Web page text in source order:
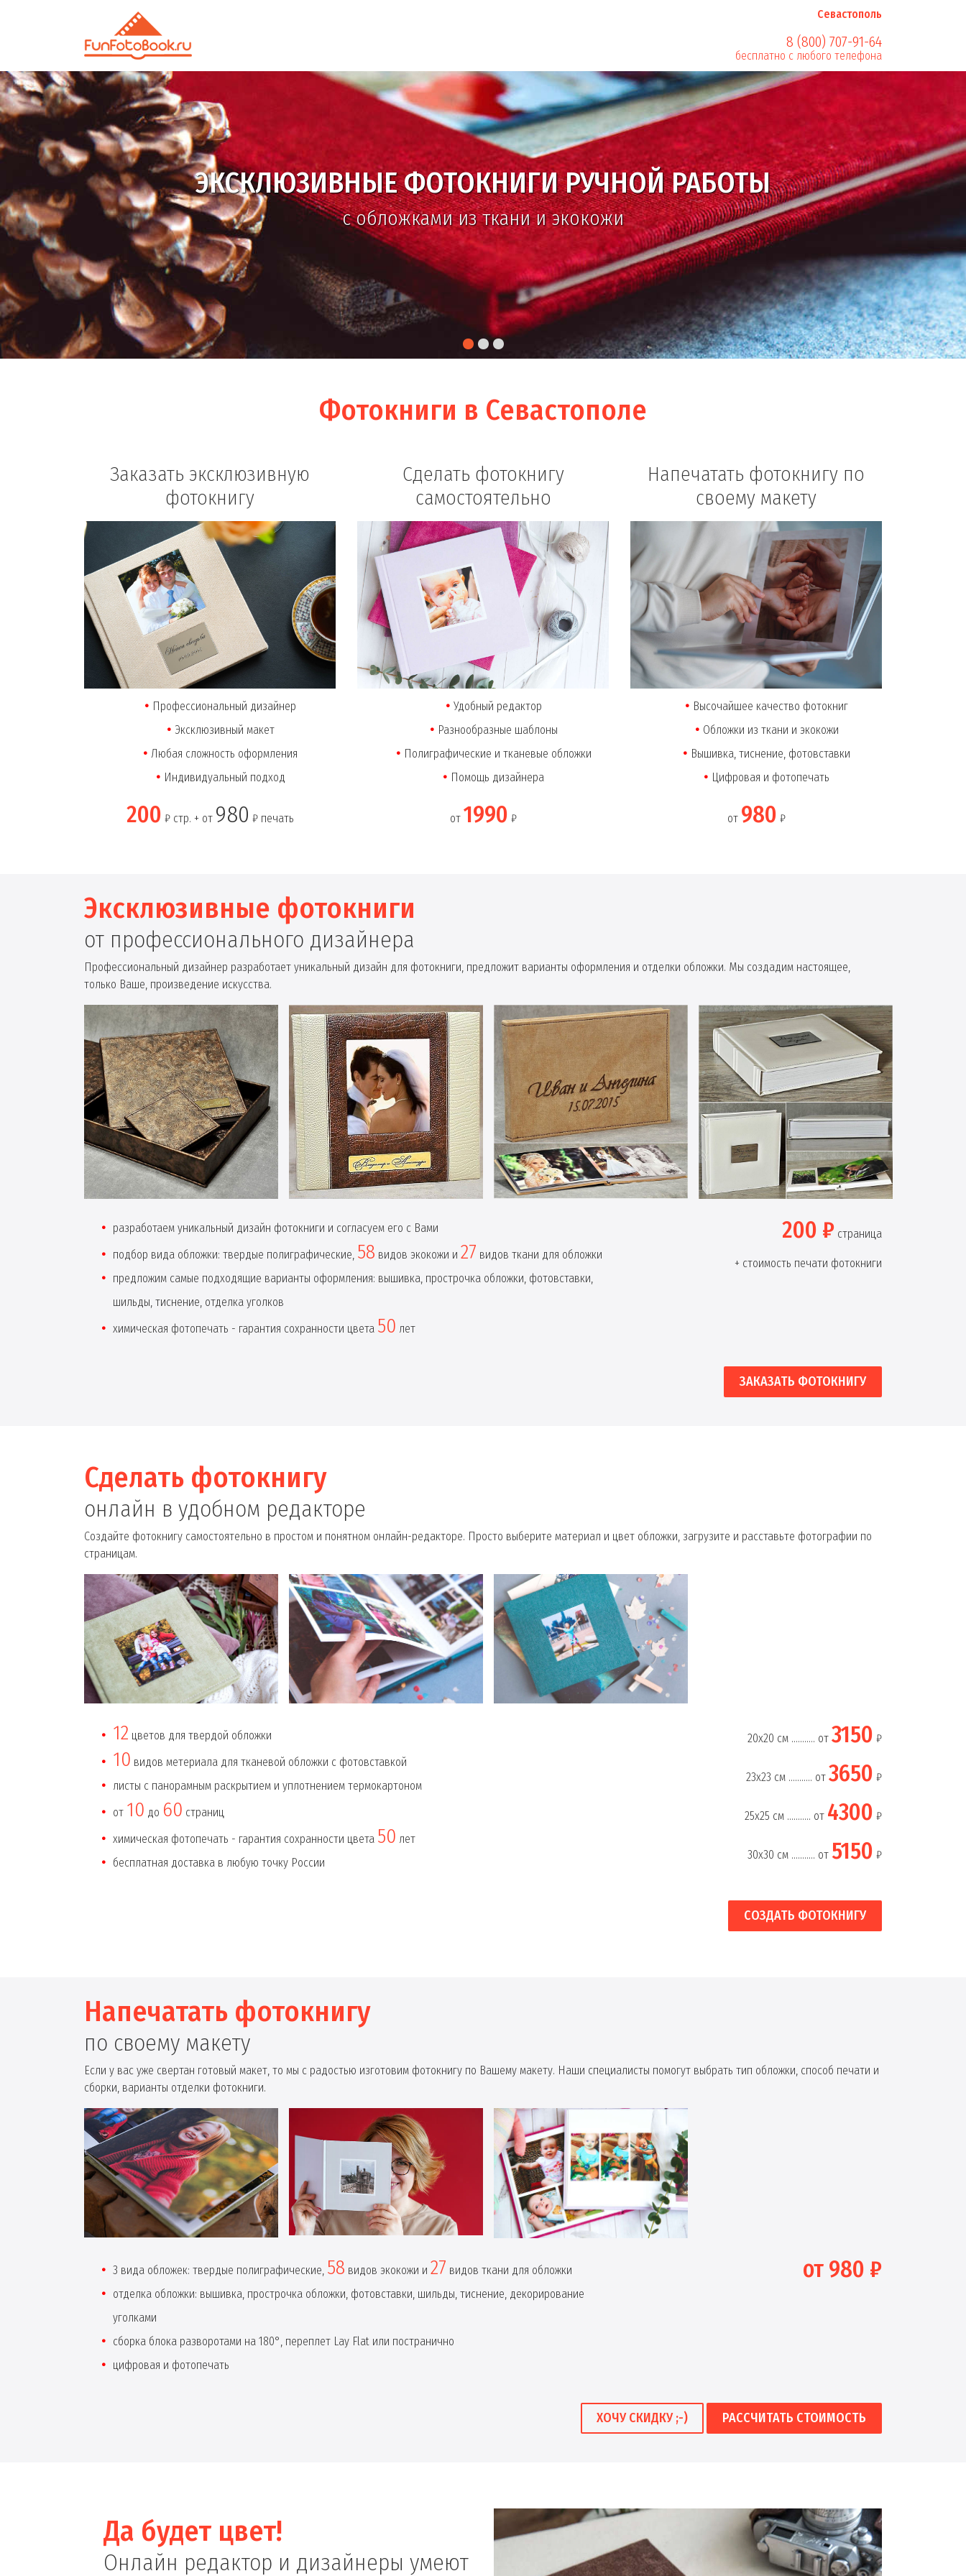
Севастополь
8 (800) 707-91-64
бесплатно с любого телефона
ЭКСКЛЮЗИВНЫЕ ФОТОКНИГИ РУЧНОЙ РАБОТЫ
с обложками из ткани и экокожи
Фотокниги в Севастополе
Заказать эксклюзивную
фотокнигу
Профессиональный дизайнер
Эксклюзивный макет
Любая сложность оформления
Индивидуальный подход
200 ₽ стр. + от 980 ₽ печать
Сделать фотокнигу
самостоятельно
Удобный редактор
Разнообразные шаблоны
Полиграфические и тканевые обложки
Помощь дизайнера
от 1990 ₽
Напечатать фотокнигу по
своему макету
Высочайшее качество фотокниг
Обложки из ткани и экокожи
Вышивка, тиснение, фотовставки
Цифровая и фотопечать
от 980 ₽
Эксклюзивные фотокниги
от профессионального дизайнера
Профессиональный дизайнер разработает уникальный дизайн для фотокниги, предложит варианты оформления и отделки обложки. Мы создадим настоящее,
только Ваше, произведение искусства.
разработаем уникальный дизайн фотокниги и согласуем его с Вами
подбор вида обложки: твердые полиграфические, 58 видов экокожи и 27 видов ткани для обложки
предложим самые подходящие варианты оформления: вышивка, прострочка обложки, фотовставки,
шильды, тиснение, отделка уголков
химическая фотопечать - гарантия сохранности цвета 50 лет
200 ₽ страница
+ стоимость печати фотокниги
ЗАКАЗАТЬ ФОТОКНИГУ
Сделать фотокнигу
онлайн в удобном редакторе
Создайте фотокнигу самостоятельно в простом и понятном онлайн-редакторе. Просто выберите материал и цвет обложки, загрузите и расставьте фотографии по
страницам.
12 цветов для твердой обложки
10 видов метериала для тканевой обложки с фотовставкой
листы с панорамным раскрытием и уплотнением термокартоном
от 10 до 60 страниц
химическая фотопечать - гарантия сохранности цвета 50 лет
бесплатная доставка в любую точку России
20х20 см ........... от 3150 ₽
23х23 см ........... от 3650 ₽
25х25 см ........... от 4300 ₽
30х30 см ........... от 5150 ₽
СОЗДАТЬ ФОТОКНИГУ
Напечатать фотокнигу
по своему макету
Если у вас уже свертан готовый макет, то мы с радостью изготовим фотокнигу по Вашему макету. Наши специалисты помогут выбрать тип обложки, способ печати и
сборки, варианты отделки фотокниги.
3 вида обложек: твердые полиграфические, 58 видов экокожи и 27 видов ткани для обложки
отделка обложки: вышивка, прострочка обложки, фотовставки, шильды, тиснение, декорирование
уголками
сборка блока разворотами на 180°, переплет Lay Flat или постранично
цифровая и фотопечать
от 980 ₽
ХОЧУ СКИДКУ ;-) РАССЧИТАТЬ СТОИМОСТЬ
Да будет цвет!
Онлайн редактор и дизайнеры умеют